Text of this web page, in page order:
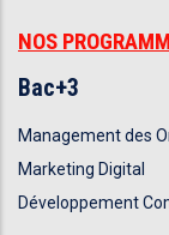
NOS
Bac+3
Management des
Marketing Digital
Développement